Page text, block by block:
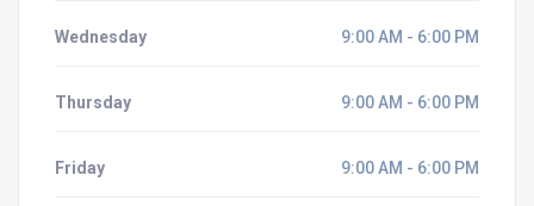
Wednesday 9:00 AM - 6:00 PM
Thursday 9:00 AM - 6:00 PM
Friday 9:00 AM - 6:00 PM